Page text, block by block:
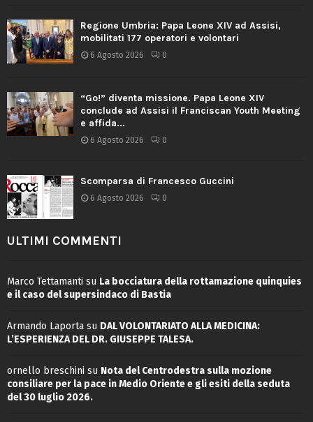
Regione Umbria: Papa Leone XIV ad Assisi,
mobilitati 177 operatori e volontari
6 Agosto 2026 0
“Go!” diventa missione. Papa Leone XIV
conclude ad Assisi il Franciscan Youth Meeting
e affida...
6 Agosto 2026 0
Scomparsa di Francesco Guccini
6 Agosto 2026 0
ULTIMI COMMENTI
Marco Tettamanti su La bocciatura della rottamazione quinquies
e il caso del supersindaco di Bastia
Armando Laporta su DAL VOLONTARIATO ALLA MEDICINA:
L’ESPERIENZA DEL DR. GIUSEPPE TALESA.
ornello breschini su Nota del Centrodestra sulla mozione
consiliare per la pace in Medio Oriente e gli esiti della seduta
del 30 luglio 2026.